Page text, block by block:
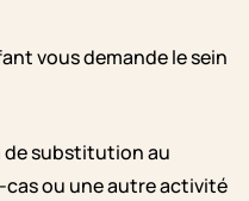
vous demande le sein
de substitution au
ou une autre activité